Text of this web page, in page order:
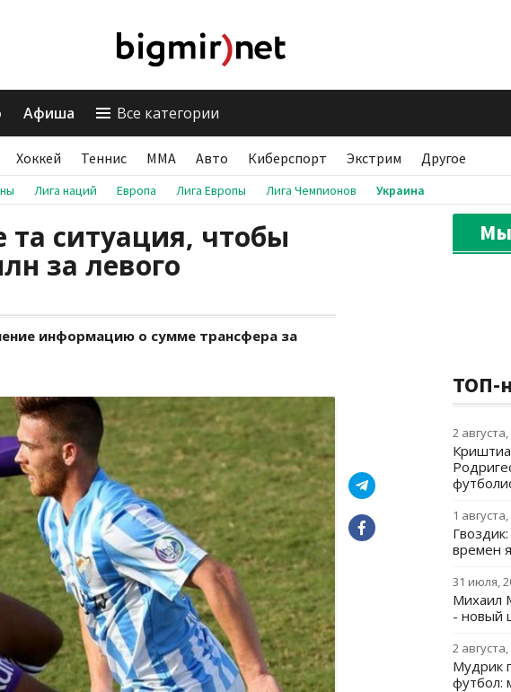
Афиша Все категории
Хоккей Теннис ММА Авто Киберспорт Экстрим Другое
Лига наций Европа Лига Европы Лига Чемпионов Украина
та ситуация, чтобы
за левого
информацию о сумме трансфера за
Мы
ТОП-
2
1 августа,
времен
31 июля,
Михаил
- новый
2 августа,
Мудрик
футбол: